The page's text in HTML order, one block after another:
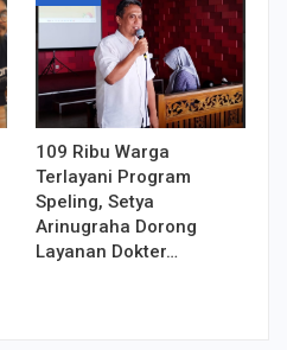
109 Ribu Warga
Terlayani Program
Speling, Setya
Arinugraha Dorong
Layanan Dokter…